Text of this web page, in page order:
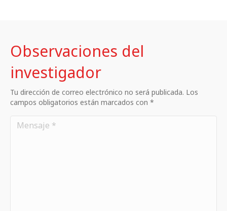
Observaciones del
investigador
Tu dirección de correo electrónico no será publicada. Los
campos obligatorios están marcados con *